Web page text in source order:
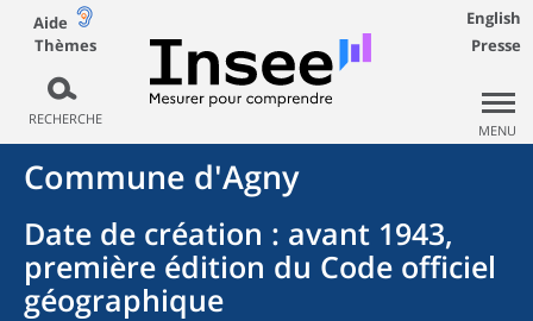
Aide
Thèmes
RECHERCHE
English
Presse
MENU
Commune d'Agny
Date de création : avant 1943,
première édition du Code officiel
géographique